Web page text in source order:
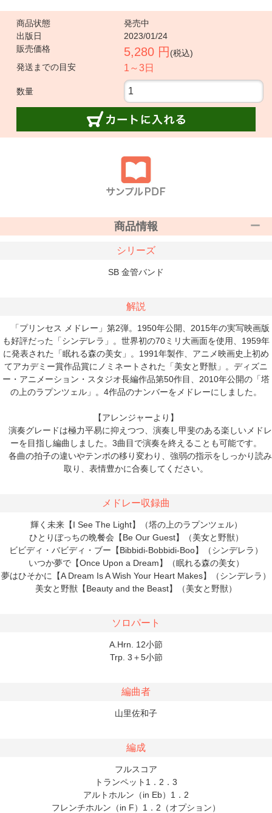
商品状態
発売中
出版日
2023/01/24
販売価格
5,280 円 (税込)
発送までの目安
1～3日
数量
商品情報
シリーズ
SB 金管バンド
解説
「プリンセス メドレー」第2弾。1950年公開、2015年の実写映画版
も好評だった「シンデレラ」。世界初の70ミリ大画面を使用、1959年
に発表された「眠れる森の美女」。1991年製作、アニメ映画史上初め
てアカデミー賞作品賞にノミネートされた「美女と野獣」。ディズニ
ー・アニメーション・スタジオ長編作品第50作目、2010年公開の「塔
の上のラプンツェル」。4作品のナンバーをメドレーにしました。
【アレンジャーより】
演奏グレードは極力平易に抑えつつ、演奏し甲斐のある楽しいメドレ
ーを目指し編曲しました。3曲目で演奏を終えることも可能です。
各曲の拍子の違いやテンポの移り変わり、強弱の指示をしっかり読み
取り、表情豊かに合奏してください。
メドレー収録曲
輝く未来【I See The Light】（塔の上のラプンツェル）
ひとりぼっちの晩餐会【Be Our Guest】（美女と野獣）
ビビディ・バビディ・ブー【Bibbidi-Bobbidi-Boo】（シンデレラ）
いつか夢で【Once Upon a Dream】（眠れる森の美女）
夢はひそかに【A Dream Is A Wish Your Heart Makes】（シンデレラ）
美女と野獣【Beauty and the Beast】（美女と野獣）
ソロパート
A.Hrn. 12小節
Trp. 3＋5小節
編曲者
山里佐和子
編成
フルスコア
トランペット1．2．3
アルトホルン（in Eb）1．2
フレンチホルン（in F）1．2（オプション）